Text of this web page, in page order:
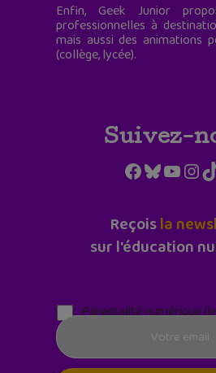
Enfin, Geek Junior
professionnelles à
mais aussi des animations
(collège, lycée).
Suivez-
Facebook
Bluesky
Reçoisla
sur l'éducation
Parentalité numérique